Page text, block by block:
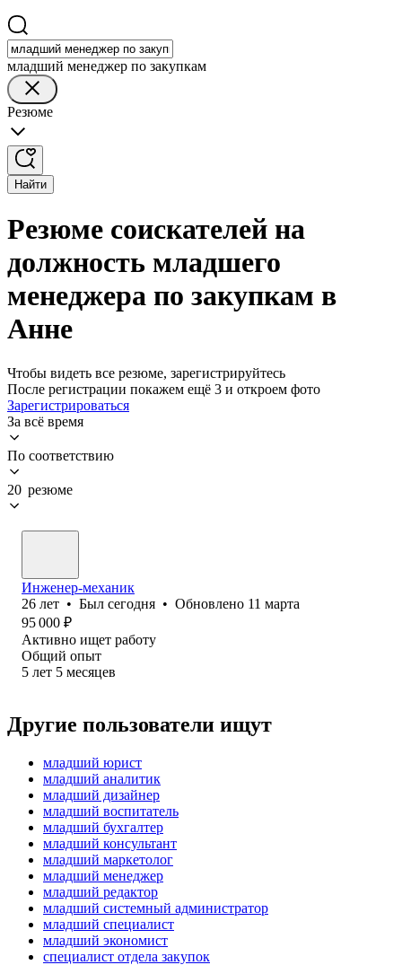
младший менеджер по закупкам
Резюме
Найти
Резюме соискателей на
должность младшего
менеджера по закупкам в
Анне
Чтобы видеть все резюме, зарегистрируйтесь
После регистрации покажем ещё 3 и откроем фото
Зарегистрироваться
За всё время
По соответствию
20 резюме
Инженер-механик
26 лет • Был сегодня • Обновлено 11 марта
95 000 ₽
Активно ищет работу
Общий опыт
5 лет 5 месяцев
Другие пользователи ищут
младший юрист
младший аналитик
младший дизайнер
младший воспитатель
младший бухгалтер
младший консультант
младший маркетолог
младший менеджер
младший редактор
младший системный администратор
младший специалист
младший экономист
специалист отдела закупок